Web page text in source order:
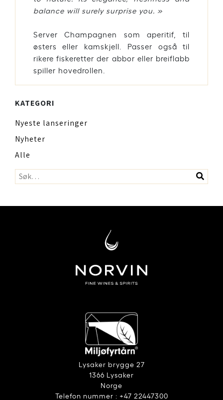
balance will surely surprise you. »
Server Champagnen som aperitif, til
østers eller kamskjell. Passer også til
rikere fiskeretter der abbor eller breiflabb
spiller hovedrollen.
KATEGORI
Nyeste lanseringer
Nyheter
Alle
Lysaker brygge 27
1366 Lysaker
Norge
Telefon nummer : +47 22447300